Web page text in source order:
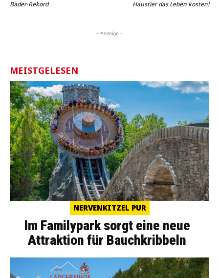
Bäder-Rekord
Haustier das Leben kosten!
- Anzeige -
MEISTGELESEN
NERVENKITZEL PUR
Im Familypark sorgt eine neue
Attraktion für Bauchkribbeln